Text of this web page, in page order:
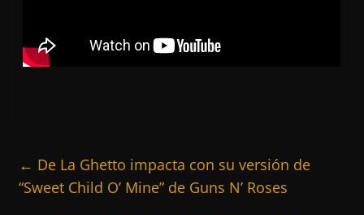
← De La Ghetto impacta con su versión de
“Sweet Child O’ Mine” de Guns N’ Roses